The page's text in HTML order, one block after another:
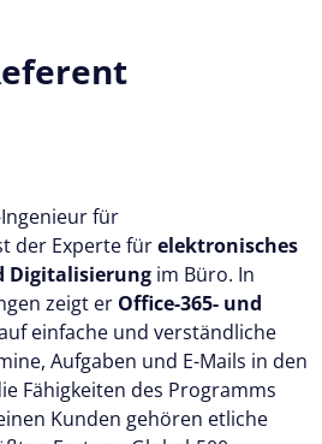
für
der Experte fürelektronisches
Digitalisierung im Büro. In
zeigt er Office-365- und
einfache und verständliche
Aufgaben und E-Mails in den
Fähigkeiten des Programms
Kunden gehören etliche